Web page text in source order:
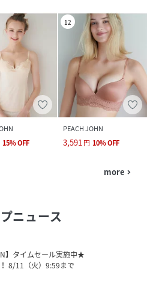
15%OFF
12
PEACH JOHN
3,591円 10%OFF
more navigate_next
ニュース
】タイムセール実施中★
8/11（火）9:59まで